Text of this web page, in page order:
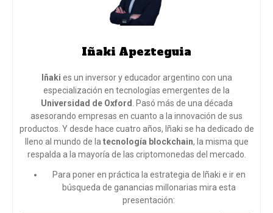
Iñaki Apezteguia
Iñaki es un inversor y educador argentino con una
especialización en tecnologías emergentes de la
Universidad de Oxford
. Pasó más de una década
asesorando empresas en cuanto a la innovación de sus
productos. Y desde hace cuatro años, Iñaki se ha dedicado de
lleno al mundo de la tecnología blockchain, la misma que
respalda a la mayoría de las criptomonedas del mercado.
Para poner en práctica la estrategia de Iñaki e ir en
búsqueda de ganancias millonarias mira esta
presentación: